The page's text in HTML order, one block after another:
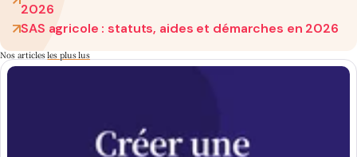
2026
SAS agricole : statuts, aides et démarches en 2026
Nos articlesles plus lus